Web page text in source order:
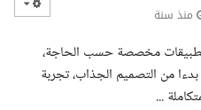
منذ سنة
مخصصة حسب الحاجة،
من التصميم الجذاب، تجربة
...